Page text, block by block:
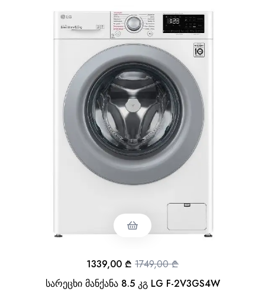
სარეცხი მანქანა 8.5 კგ LG F-2V3GS4W
1749,00₾
1339,00 ₾